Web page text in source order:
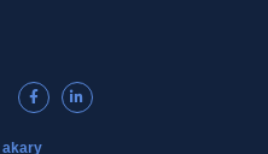
akary